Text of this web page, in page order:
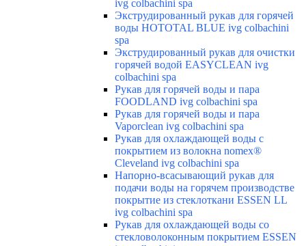
ivg colbachini spa
Экструдированный рукав для горячей
воды HOTOTAL BLUE ivg colbachini
spa
Экструдированный рукав для очистки
горячей водой EASYCLEAN ivg
colbachini spa
Рукав для горячей воды и пара
FOODLAND ivg colbachini spa
Рукав для горячей воды и пара
Vaporclean ivg colbachini spa
Рукав для охлаждающей воды с
покрытием из волокна nomex®
Cleveland ivg colbachini spa
Напорно-всасывающий рукав для
подачи воды на горячем производстве
покрытие из стеклоткани ESSEN LL
ivg colbachini spa
Рукав для охлаждающей воды со
стекловолоконным покрытием ESSEN